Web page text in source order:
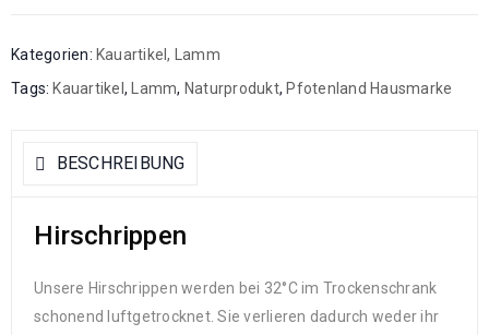
Kategorien: Kauartikel,
Lamm
Tags: Kauartikel , Lamm, Naturprodukt, Pfotenland Hausmarke
BESCHREIBUNG
Hirschrippen
Unsere Hirschrippen werden bei 32°C im Trockenschrank
schonend luftgetrocknet. Sie verlieren dadurch weder ihr